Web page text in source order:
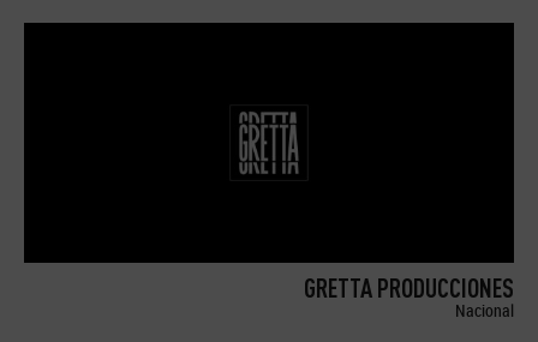
GRETTA PRODUCCIONES
Nacional